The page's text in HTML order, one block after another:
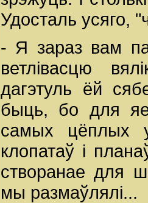
Удосталь усяго,
- Я зараз вам
ветлівасцю
дагэтуль ёй
быць, бо для яе
самых цёплых
клопатаў і
створанае для
мы размаўлялі...